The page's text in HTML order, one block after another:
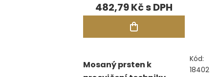
482,79 Kč
Mosaný prsten k
Kód:
18402